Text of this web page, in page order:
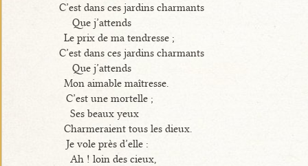
C’est dans ces jardins charmants
Que j’attends
Le prix de ma tendresse ;
C’est dans ces jardins charmants
Que j’attends
Mon aimable maîtresse.
C’est une mortelle ;
Ses beaux yeux
Charmeraient tous les dieux.
Je vole près d’elle :
Ah ! loin des cieux,